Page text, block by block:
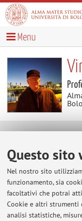
Questo sito
Nel nostro sito
funzionamento, sia
facoltativi che potrai
Cookie e altri
analisi statistiche,
Menu